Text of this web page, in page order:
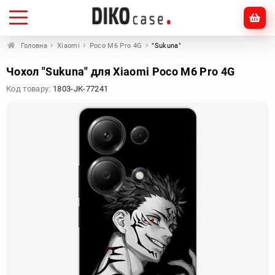
Головна Xiaomi Poco M6 Pro 4G "Sukuna"
Чохол "Sukuna" для Xiaomi Poco M6 Pro 4G
Код товару: 1803-JK-77241